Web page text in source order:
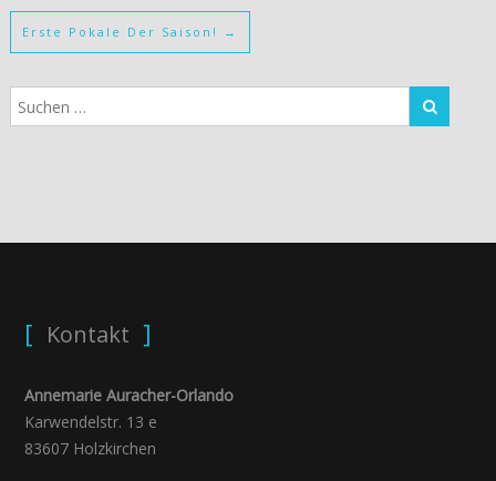
Erste Pokale Der Saison! →
Kontakt
Annemarie Auracher-Orlando
Karwendelstr. 13 e
83607 Holzkirchen